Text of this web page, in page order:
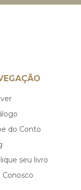
do Conto
seu livro
Conosco